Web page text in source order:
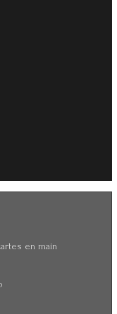
en main